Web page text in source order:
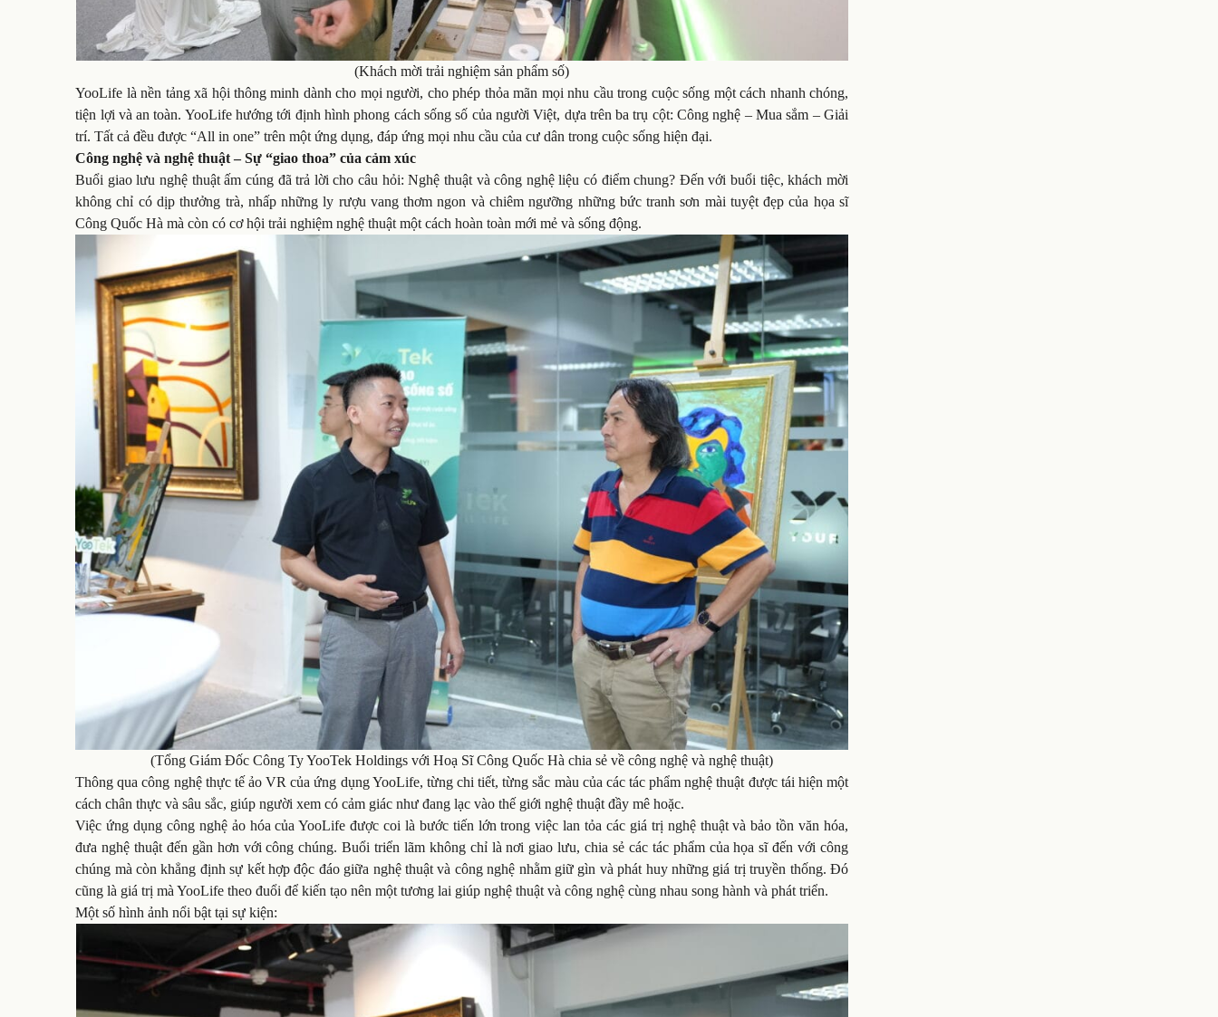
(Khách mời trải nghiệm sản phẩm số)
YooLife là nền tảng xã hội thông minh dành cho mọi người, cho phép thỏa mãn mọi nhu cầu trong cuộc sống một cách nhanh chóng,
tiện lợi và an toàn. YooLife hướng tới định hình phong cách sống số của người Việt, dựa trên ba trụ cột: Công nghệ – Mua sắm – Giải
trí. Tất cả đều được “All in one” trên một ứng dụng, đáp ứng mọi nhu cầu của cư dân trong cuộc sống hiện đại.
Công nghệ và nghệ thuật – Sự “giao thoa” của cảm xúc
Buổi giao lưu nghệ thuật ấm cúng đã trả lời cho câu hỏi: Nghệ thuật và công nghệ liệu có điểm chung? Đến với buổi tiệc, khách mời
không chỉ có dịp thưởng trà, nhấp những ly rượu vang thơm ngon và chiêm ngưỡng những bức tranh sơn mài tuyệt đẹp của họa sĩ
Công Quốc Hà mà còn có cơ hội trải nghiệm nghệ thuật một cách hoàn toàn mới mẻ và sống động.
(Tổng Giám Đốc Công Ty YooTek Holdings với Hoạ Sĩ Công Quốc Hà chia sẻ về công nghệ và nghệ thuật)
Thông qua công nghệ thực tế ảo VR của ứng dụng YooLife, từng chi tiết, từng sắc màu của các tác phẩm nghệ thuật được tái hiện một
cách chân thực và sâu sắc, giúp người xem có cảm giác như đang lạc vào thế giới nghệ thuật đầy mê hoặc.
Việc ứng dụng công nghệ ảo hóa của YooLife được coi là bước tiến lớn trong việc lan tỏa các giá trị nghệ thuật và bảo tồn văn hóa,
đưa nghệ thuật đến gần hơn với công chúng. Buổi triển lãm không chỉ là nơi giao lưu, chia sẻ các tác phẩm của họa sĩ đến với công
chúng mà còn khẳng định sự kết hợp độc đáo giữa nghệ thuật và công nghệ nhằm giữ gìn và phát huy những giá trị truyền thống. Đó
cũng là giá trị mà YooLife theo đuổi để kiến tạo nên một tương lai giúp nghệ thuật và công nghệ cùng nhau song hành và phát triển.
Một số hình ảnh nổi bật tại sự kiện: